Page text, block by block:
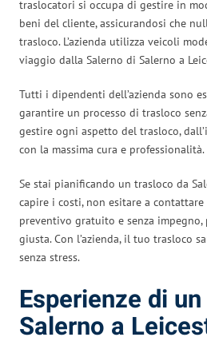
traslocatori si occupa di gestire in
beni del cliente, assicurandosi che
trasloco. L’azienda utilizza veicoli
viaggio dalla Salerno di Salerno a
Tutti i dipendenti dell’azienda sono
garantire un processo di trasloco
gestire ogni aspetto del trasloco,
con la massima cura e professionalità.
Se stai pianificando un trasloco da
capire i costi, non esitare a contattare
preventivo gratuito e senza
giusta. Con l’azienda, il tuo trasloco
senza stress.
Esperienze di
Salerno a